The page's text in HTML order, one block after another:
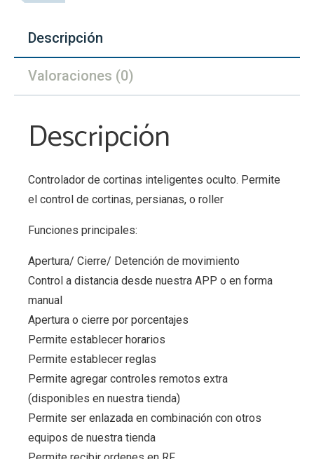
Descripción
Valoraciones (0)
Descripción
Controlador de cortinas inteligentes oculto. Permite
el control de cortinas, persianas, o roller
Funciones principales:
Apertura/ Cierre/ Detención de movimiento
Control a distancia desde nuestra APP o en forma
manual
Apertura o cierre por porcentajes
Permite establecer horarios
Permite establecer reglas
Permite agregar controles remotos extra
(disponibles en nuestra tienda)
Permite ser enlazada en combinación con otros
equipos de nuestra tienda